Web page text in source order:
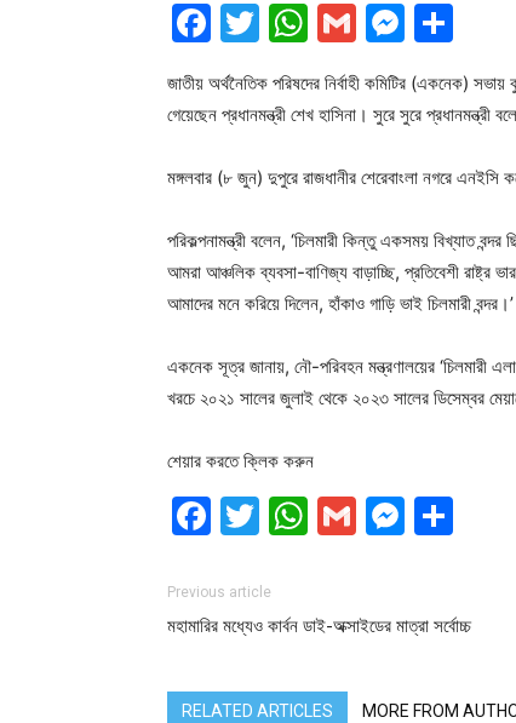
Facebook
Twitter
WhatsApp
Gmail
জাতীয় অর্থনৈতিক পরিষদের নির্বাহী কমিটির (একনেক) সভায়
গেয়েছেন প্রধানমন্ত্রী শেখ হাসিনা। সুরে সুরে প্রধানমন্ত্রী
মঙ্গলবার (৮ জুন) দুপুরে রাজধানীর শেরেবাংলা নগরে
পরিকল্পনামন্ত্রী বলেন, ‘চিলমারী কিন্তু একসময় বিখ্যাত
আমরা আঞ্চলিক ব্যবসা-বাণিজ্য বাড়াচ্ছি, প্রতিবেশী রাষ্ট্র
আমাদের মনে করিয়ে দিলেন, হাঁকাও গাড়ি ভাই চিলমারী বন্দর।’
একনেক সূত্র জানায়, নৌ-পরিবহন মন্ত্রণালয়ের ‘চিলমারী
খরচে ২০২১ সালের জুলাই থেকে ২০২৩ সালের ডিসেম্বর
শেয়ার করতে ক্লিক করুন
Facebook
Twitter
WhatsApp
Gmail
Previous article
মহামারির মধ্যেও কার্বন ডাই-অক্সাইডের মাত্রা সর্বোচ্চ
RELATED ARTICLES MORE FROM